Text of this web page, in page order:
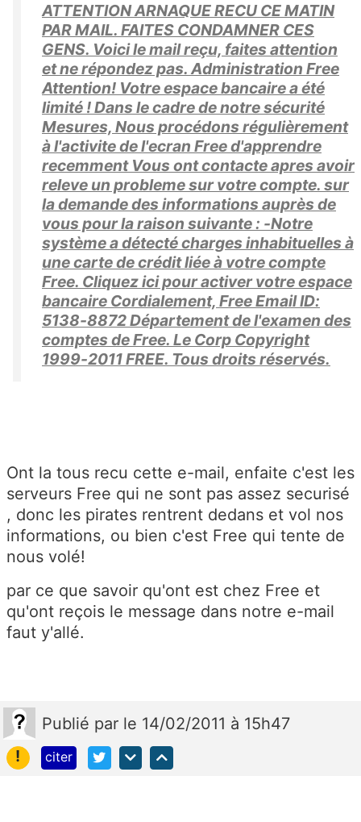
ATTENTION ARNAQUE RECU CE MATIN
PAR MAIL. FAITES CONDAMNER CES
GENS. Voici le mail reçu, faites attention
et ne répondez pas. Administration Free
Attention! Votre espace bancaire a été
limité ! Dans le cadre de notre sécurité
Mesures, Nous procédons régulièrement
à l'activite de l'ecran Free d'apprendre
recemment Vous ont contacte apres avoir
releve un probleme sur votre compte. sur
la demande des informations auprès de
vous pour la raison suivante : -Notre
système a détecté charges inhabituelles à
une carte de crédit liée à votre compte
Free. Cliquez ici pour activer votre espace
bancaire Cordialement, Free Email ID:
5138-8872 Département de l'examen des
comptes de Free. Le Corp Copyright
1999-2011 FREE. Tous droits réservés.
Ont la tous recu cette e-mail, enfaite c'est les
serveurs Free qui ne sont pas assez securisé
, donc les pirates rentrent dedans et vol nos
informations, ou bien c'est Free qui tente de
nous volé!
par ce que savoir qu'ont est chez Free et
qu'ont reçois le message dans notre e-mail
faut y'allé.
Publié par le 14/02/2011 à 15h47
!
citer